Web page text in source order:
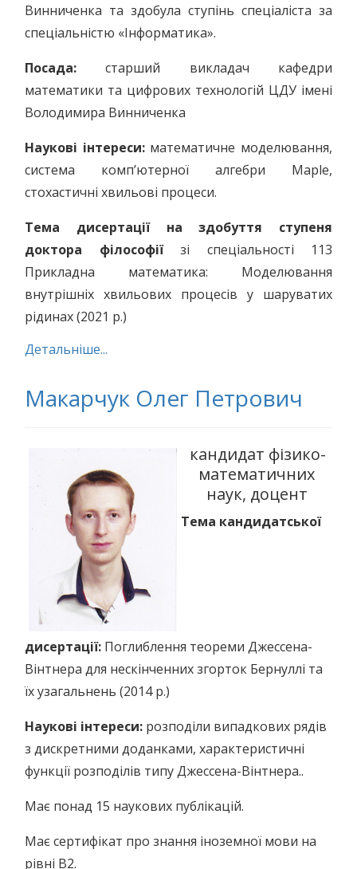
Винниченка та здобула ступінь спеціаліста за
спеціальністю «Інформатика».
Посада: старший викладач кафедри
математики та цифрових технологій ЦДУ імені
Володимира Винниченка
Наукові інтереси:математичне моделювання,
система комп’ютерної алгебри Maple,
стохастичні хвильові процеси.
Тема дисертації на здобуття ступеня
доктора філософіїзі спеціальності 113
Прикладна математика: Моделювання
внутрішніх хвильових процесів у шаруватих
рідинах (2021 р.)
Детальніше...
Макарчук Олег Петрович
кандидат фізико-
математичних
наук, доцент
Тема кандидатської
дисертації: Поглиблення теореми Джессена-
Вінтнера для нескінченних згорток Бернуллі та
їх узагальнень (2014 р.)
Наукові інтереси: розподіли випадкових рядів
з дискретними доданками, характеристичні
функції розподілів типу Джессена-Вінтнера..
Має понад 15 наукових публікацій.
Має сертифікат про знання іноземної мови на
рівні В2.